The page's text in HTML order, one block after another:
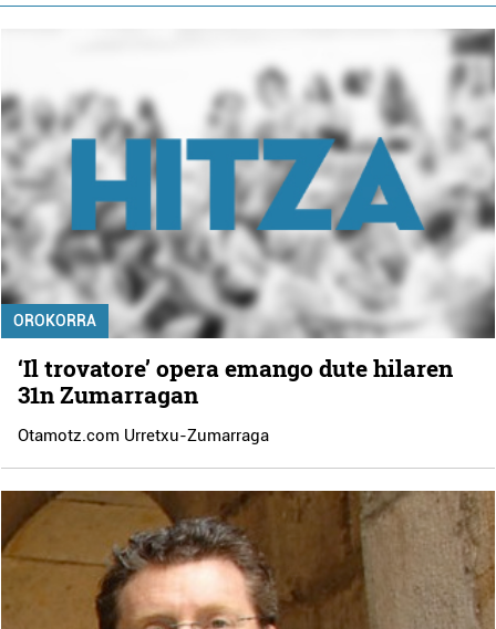
OROKORRA
‘Il trovatore’ opera emango dute hilaren
31n Zumarragan
Otamotz.com Urretxu-Zumarraga